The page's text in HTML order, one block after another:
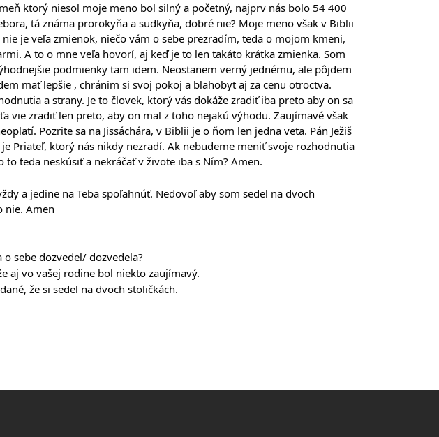
ktorý niesol moje meno bol silný a početný, najprv nás bolo 54 400
tá známa prorokyňa a sudkyňa, dobré nie? Moje meno však v Biblii
je veľa zmienok, niečo vám o sebe prezradím, teda o mojom kmeni,
A to o mne veľa hovorí, aj keď je to len takáto krátka zmienka. Som
podmienky tam idem. Neostanem verný jednému, ale pôjdem
mať lepšie , chránim si svoj pokoj a blahobyt aj za cenu otroctva.
a strany. Je to človek, ktorý vás dokáže zradiť iba preto aby on sa
vie zradiť len preto, aby on mal z toho nejakú výhodu. Zaujímavé však
Pozrite sa na Jissáchára, v Biblii je o ňom len jedna veta. Pán Ježiš
Priateľ, ktorý nás nikdy nezradí. Ak nebudeme meniť svoje rozhodnutia
teda neskúsiť a nekráčať v živote iba s Ním? Amen.
a jedine na Teba spoľahnúť. Nedovoľ aby som sedel na dvoch
nie. Amen
sebe dozvedel/ dozvedela?
aj vo vašej rodine bol niekto zaujímavý.
že si sedel na dvoch stoličkách.